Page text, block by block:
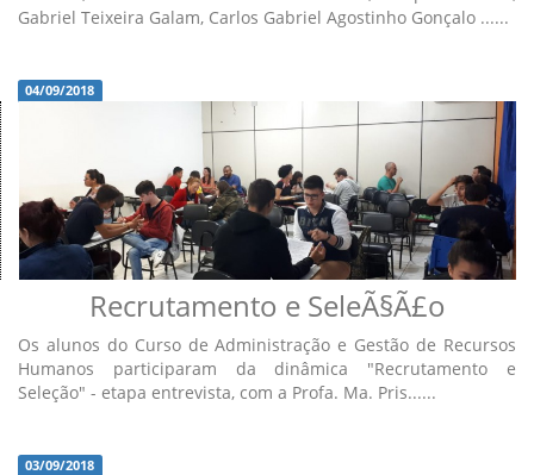
Gabriel Teixeira Galam, Carlos Gabriel Agostinho Gonçalo ......
04/09/2018
Recrutamento e SeleÃ§Ã£o
Os alunos do Curso de Administração e Gestão de Recursos
Humanos participaram da dinâmica "Recrutamento e
Seleção" - etapa entrevista, com a Profa. Ma. Pris......
03/09/2018